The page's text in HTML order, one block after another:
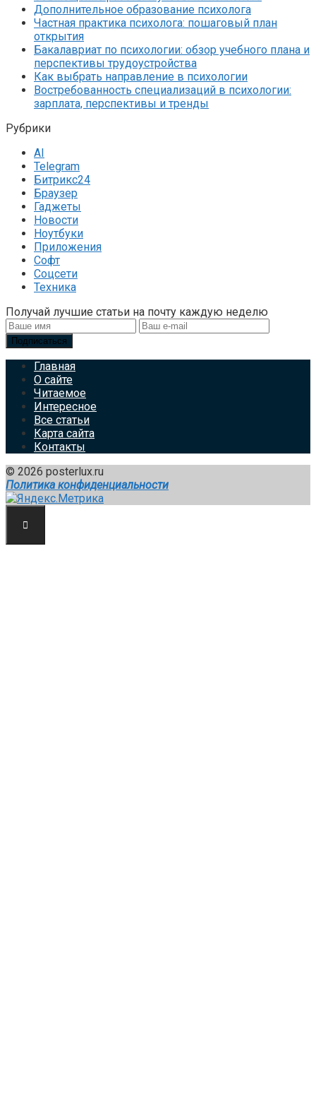
Дополнительное образование психолога
Частная практика психолога: пошаговый план
открытия
Бакалавриат по психологии: обзор учебного плана и
перспективы трудоустройства
Как выбрать направление в психологии
Востребованность специализаций в психологии:
зарплата, перспективы и тренды
Рубрики
AI
Telegram
Битрикс24
Браузер
Гаджеты
Новости
Ноутбуки
Приложения
Софт
Соцсети
Техника
Получай лучшие статьи на почту каждую неделю
Подписаться
Главная
О сайте
Читаемое
Интересное
Все статьи
Карта сайта
Контакты
© 2026 posterlux.ru
Политика конфиденциальности